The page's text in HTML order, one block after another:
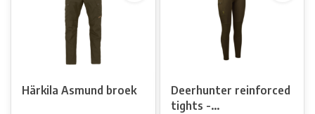
Härkila Asmund broek
Deerhunter reinforced
tights -